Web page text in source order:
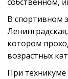
В спортивном
котором
возрастных
При